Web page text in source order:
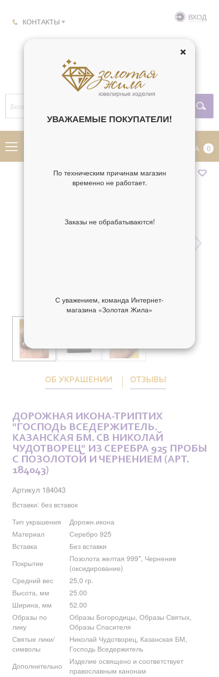
КОНТАКТЫ ВХОД
КОРЗИНА 0
ОБ УКРАШЕНИИ ОТЗЫВЫ
ДОРОЖНАЯ ИКОНА-ТРИПТИХ
"ГОСПОДЬ ВСЕДЕРЖИТЕЛЬ.
КАЗАНСКАЯ БМ. СВ НИКОЛАЙ
ЧУДОТВОРЕЦ" ИЗ СЕРЕБРА 925 ПРОБЫ
С ПОЗОЛОТОЙ И ЧЕРНЕНИЕМ (АРТ.
184043)
Артикул 184043
Вставки: без вставок
Тип украшения
Дорожн.икона
Материал
Серебро 925
Вставка
Без вставки
Покрытие
Позолота желтая 999*, Чернение
(оксидирование)
Средний вес
25,0 гр.
Высота, мм
25.00
Ширина, мм
52.00
Образы по
лику
Образы Богородицы, Образы Святых,
Образы Спасителя
Святые лики/
символы
Николай Чудотворец, Казанская БМ,
Господь Вседержитель
Дополнительно
Изделие освящено и соответствует
православным канонам
УВАЖАЕМЫЕ ПОКУПАТЕЛИ!
По техническим причинам магазин
временно не работает.
Заказы не обрабатываются!
С уважением, команда Интернет-
магазина «Золотая Жила»